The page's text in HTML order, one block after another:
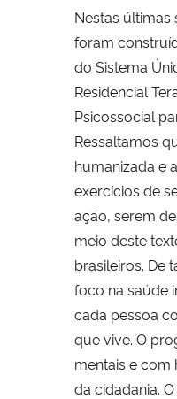
Nestas
foram
do Sistema
Residencial
Psicossocial
Ressaltamos
humanizada e
exercícios de
ação, serem
meio deste
brasileiros. De
foco na saúde
cada pessoa
que vive. O
mentais e com
da cidadania.